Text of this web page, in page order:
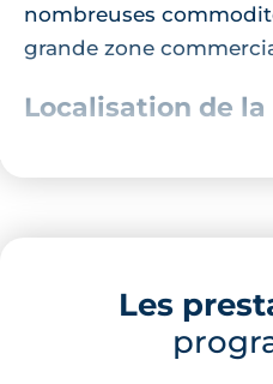
nombreuses
grande zone
Localisation de
Le programme est
imprenables sur la
commerces. À
en voiture vous
les écoles de la
Les